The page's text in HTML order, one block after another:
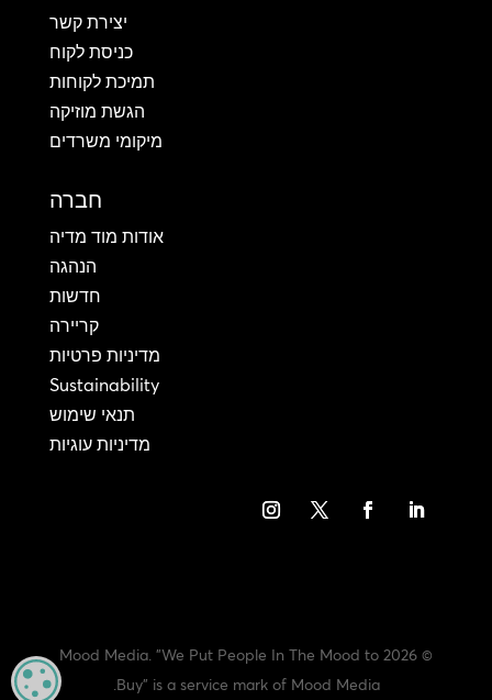
יצירת קשר
כניסת לקוח
תמיכת לקוחות
הגשת מוזיקה
מיקומי משרדים
חברה
אודות מוד מדיה
הנהגה
חדשות
קריירה
מדיניות פרטיות
Sustainability
תנאי שימוש
מדיניות עוגיות
© 2026 Mood Media. "We Put People In The Mood to
Buy" is a service mark of Mood Media.